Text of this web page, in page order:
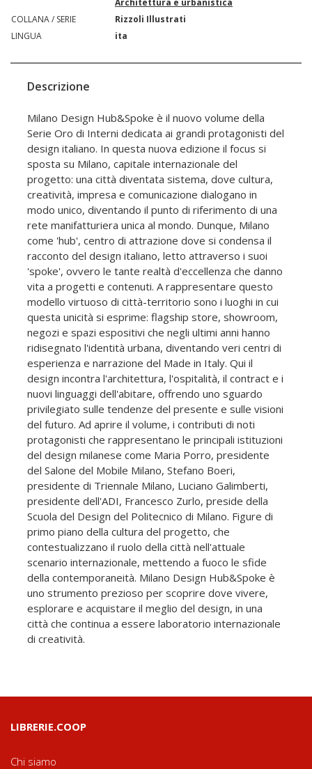
COLLANA / SERIE
Rizzoli Illustrati
LINGUA
ita
Descrizione
Milano Design Hub&Spoke è il nuovo volume della
Serie Oro di Interni dedicata ai grandi protagonisti del
design italiano. In questa nuova edizione il focus si
sposta su Milano, capitale internazionale del
progetto: una città diventata sistema, dove cultura,
creatività, impresa e comunicazione dialogano in
modo unico, diventando il punto di riferimento di una
rete manifatturiera unica al mondo. Dunque, Milano
come 'hub', centro di attrazione dove si condensa il
racconto del design italiano, letto attraverso i suoi
'spoke', ovvero le tante realtà d'eccellenza che danno
vita a progetti e contenuti. A rappresentare questo
modello virtuoso di città-territorio sono i luoghi in cui
questa unicità si esprime: flagship store, showroom,
negozi e spazi espositivi che negli ultimi anni hanno
ridisegnato l'identità urbana, diventando veri centri di
esperienza e narrazione del Made in Italy. Qui il
design incontra l'architettura, l'ospitalità, il contract e i
nuovi linguaggi dell'abitare, offrendo uno sguardo
privilegiato sulle tendenze del presente e sulle visioni
del futuro. Ad aprire il volume, i contributi di noti
protagonisti che rappresentano le principali istituzioni
del design milanese come Maria Porro, presidente
del Salone del Mobile Milano, Stefano Boeri,
presidente di Triennale Milano, Luciano Galimberti,
presidente dell'ADI, Francesco Zurlo, preside della
Scuola del Design del Politecnico di Milano. Figure di
primo piano della cultura del progetto, che
contestualizzano il ruolo della città nell'attuale
scenario internazionale, mettendo a fuoco le sfide
della contemporaneità. Milano Design Hub&Spoke è
uno strumento prezioso per scoprire dove vivere,
esplorare e acquistare il meglio del design, in una
città che continua a essere laboratorio internazionale
di creatività.
LIBRERIE.COOP
Chi siamo